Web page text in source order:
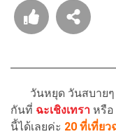
วันหยุด วันสบายๆ
กันที่ ฉะเชิงเทรา หรือ
นี้ได้เลยค่ะ 20 ที่เที่ยว